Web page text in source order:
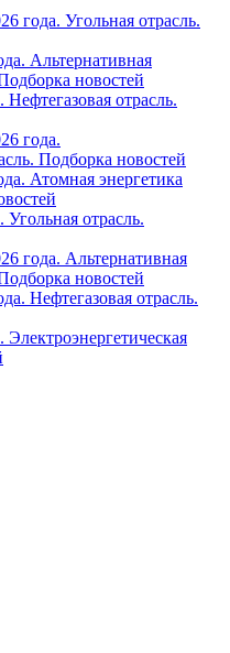
года. Угольная отрасль.
Альтернативная
новостей
отрасль.
года.
Подборка новостей
Атомная энергетика
отрасль.
года. Альтернативная
новостей
Нефтегазовая отрасль.